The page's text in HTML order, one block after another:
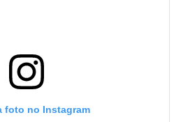
foto no Instagram